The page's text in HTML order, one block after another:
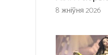
8 жніўня 2026